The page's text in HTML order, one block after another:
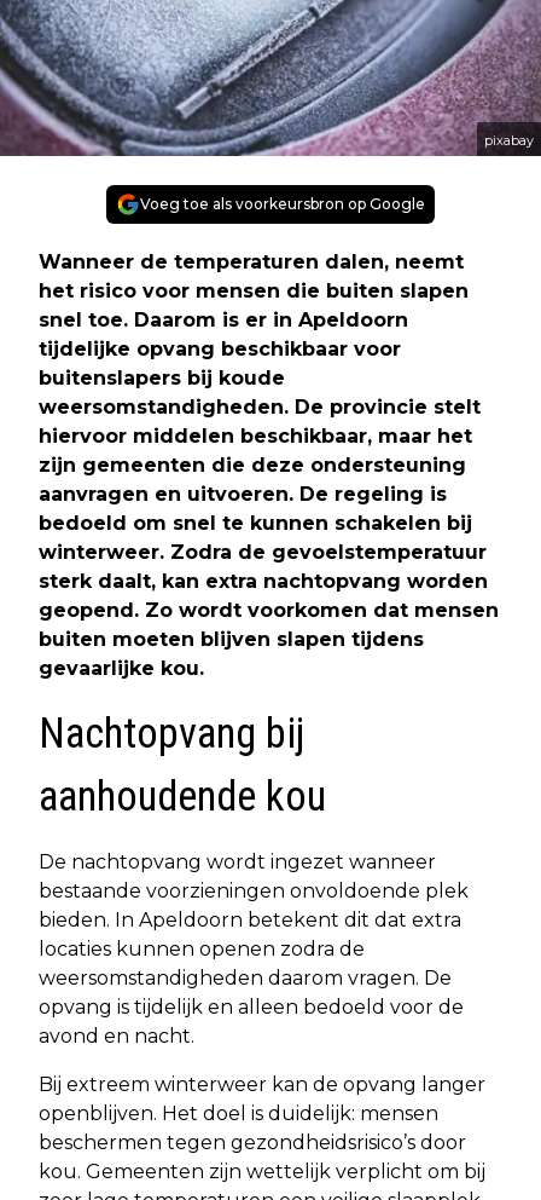
pixabay
Voeg toe als voorkeursbron op Google
Wanneer de temperaturen dalen, neemt
het risico voor mensen die buiten slapen
snel toe. Daarom is er in Apeldoorn
tijdelijke opvang beschikbaar voor
buitenslapers bij koude
weersomstandigheden. De provincie stelt
hiervoor middelen beschikbaar, maar het
zijn gemeenten die deze ondersteuning
aanvragen en uitvoeren. De regeling is
bedoeld om snel te kunnen schakelen bij
winterweer. Zodra de gevoelstemperatuur
sterk daalt, kan extra nachtopvang worden
geopend. Zo wordt voorkomen dat mensen
buiten moeten blijven slapen tijdens
gevaarlijke kou.
Nachtopvang bij
aanhoudende kou
De nachtopvang wordt ingezet wanneer
bestaande voorzieningen onvoldoende plek
bieden. In Apeldoorn betekent dit dat extra
locaties kunnen openen zodra de
weersomstandigheden daarom vragen. De
opvang is tijdelijk en alleen bedoeld voor de
avond en nacht.
Bij extreem winterweer kan de opvang langer
openblijven. Het doel is duidelijk: mensen
beschermen tegen gezondheidsrisico’s door
kou. Gemeenten zijn wettelijk verplicht om bij